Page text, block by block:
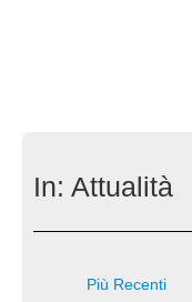
In: Attualità
Più Recenti